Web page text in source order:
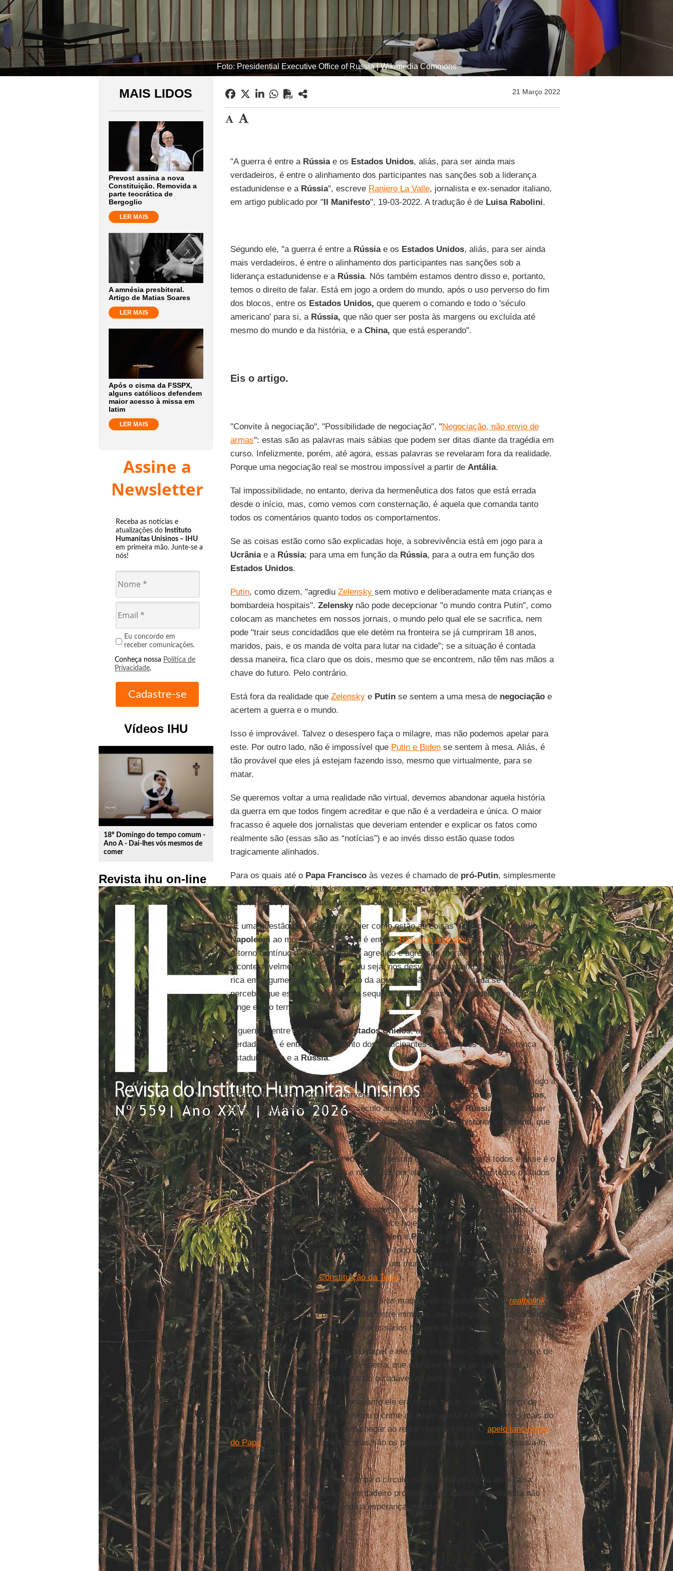
Foto: Presidential Executive Office of Russia | Wikimedia Commons
MAIS LIDOS
Prevost assina a nova
Constituição. Removida a
parte teocrática de
Bergoglio
LER MAIS
A amnésia presbiteral.
Artigo de Matias Soares
LER MAIS
Após o cisma da FSSPX,
alguns católicos defendem
maior acesso à missa em
latim
LER MAIS
Assine a
Newsletter
Receba as notícias e
atualizações do Instituto
Humanitas Unisinos – IHU
em primeira mão. Junte-se a
nós!
Eu concordo em
receber comunicações.
Conheça nossa Política de
Privacidade.
Vídeos IHU
play_circle_outline
18º Domingo do tempo comum -
Ano A - Dai-lhes vós mesmos de
comer
Revista ihu on-line
21 Março 2022
"A guerra é entre a Rússiae os Estados Unidos, aliás, para ser ainda mais
verdadeiros, é entre o alinhamento dos participantes nas sanções sob a liderança
estadunidense e a Rússia", escreve Raniero La Valle, jornalista e ex-senador italiano,
em artigo publicado por "Il Manifesto", 19-03-2022. A tradução é de Luisa Rabolini.
Segundo ele, "a guerra é entre a Rússiae os Estados Unidos, aliás, para ser ainda
mais verdadeiros, é entre o alinhamento dos participantes nas sanções sob a
liderança estadunidense e a Rússia. Nós também estamos dentro disso e, portanto,
temos o direito de falar. Está em jogo a ordem do mundo, após o uso perverso do fim
dos blocos, entre os Estados Unidos, que querem o comando e todo o 'século
americano' para si, a Rússia, que não quer ser posta às margens ou excluída até
mesmo do mundo e da história, e a China, que está esperando".
Eis o artigo.
"Convite à negociação", "Possibilidade de negociação", "Negociação, não envio de
armas": estas são as palavras mais sábias que podem ser ditas diante da tragédia em
curso. Infelizmente, porém, até agora, essas palavras se revelaram fora da realidade.
Porque uma negociação real se mostrou impossível a partir de Antália.
Tal impossibilidade, no entanto, deriva da hermenêutica dos fatos que está errada
desde o início, mas, como vemos com consternação, é aquela que comanda tanto
todos os comentários quanto todos os comportamentos.
Se as coisas estão como são explicadas hoje, a sobrevivência está em jogo para a
Ucrâniae a Rússia; para uma em função da Rússia, para a outra em função dos
Estados Unidos.
Putin, como dizem, "agrediu Zelensky sem motivo e deliberadamente mata crianças e
bombardeia hospitais". Zelenskynão pode decepcionar "o mundo contra Putin", como
colocam as manchetes em nossos jornais, o mundo pelo qual ele se sacrifica, nem
pode "trair seus concidadãos que ele detém na fronteira se já cumpriram 18 anos,
maridos, pais, e os manda de volta para lutar na cidade”; se a situação é contada
dessa maneira, fica claro que os dois, mesmo que se encontrem, não têm nas mãos a
chave do futuro. Pelo contrário.
Está fora da realidade que Zelenskye Putinse sentem a uma mesa de negociaçãoe
acertem a guerra e o mundo.
Isso é improvável. Talvez o desespero faça o milagre, mas não podemos apelar para
este. Por outro lado, não é impossível que Putin e Bidense sentem à mesa. Aliás, é
tão provável que eles já estejam fazendo isso, mesmo que virtualmente, para se
matar.
Se queremos voltar a uma realidade não virtual, devemos abandonar aquela história
da guerra em que todos fingem acreditar e que não é a verdadeira e única. O maior
fracasso é aquele dos jornalistas que deveriam entender e explicar os fatos como
realmente são (essas são as “notícias”) e ao invés disso estão quase todos
tragicamente alinhados.
Para os quais até o Papa Franciscoàs vezes é chamado de pró-Putin, simplesmente
porque, ao contrário de todos os outros, levanta o problema de uma possível
mediação de paz além das narrativas contrapostas.
"É uma questão de vida ou morte ver como estão as coisas", como disseClaudio
Napoleoni ao morrer. A guerra não é entre aRússia e a Ucrânia, e é por isso que o
retorno contínuo a ela, ao discernir agredido e agressor, moralmente mais do que
incontestavelmente, é enganosa, ou seja, nos desvia do caminho da solução. Embora
rica em argumentos, a condenação da agressão não é bem orientada se não se
perceber que esta não se dá numa sequência dupla, mas numa cadeia que começa
longe e não termina aqui.
A guerra é entre a Rússia e osEstados Unidos, aliás, para ser ainda mais
verdadeiros, é entre o alinhamento dos participantes nas sanções sob a liderança
estadunidense e a Rússia.
Nós também estamos dentro disso e, portanto, temos o direito de falar. Está em jogo a
ordem do mundo, após o uso perverso do fim dos blocos, entre osEstados Unidos,
que querem o comando e todo o "século americano" para si, aRússia,
que não quer
ser posta às margens ou excluída até mesmo do mundo e da história, e aChina,que
está esperando.
AUcrânianão tem nada a ver com isso, mesmo que hoje pague para todos e esse é o
principal motivo de nossa pena e nossa dor por ela, que foi jogada por todos os lados
na fornalha sem necessidade.
A verdadeira resposta política, não impotente e declamatória (e se for verdadeira
poderia ser menos irrealizável do que parece hoje por 99 por cento), seria uma
negociação imediata a ser aberta entre
BidenePutin, que imediatamente tire a
Ucrânia
do trágico cenário com um cessar-fogo que deixe todas as balas imóveis
como em uma imagem estática, e postule um mundo capaz de subsistir (nós
sugerimos dar-lhe umaConstituição da Terra).
Se é verdade, como dizem os generais e os maquiavélicos defensores da realpolitik,
que as negociações e a paz são feitas entre inimigos, que inimigos mais verdadeiros
do que esses? Certamente seriam necessários homens de outra fibra.
Mas Biden
desde o início entrou no papel e ele sabe muito bem, mesmo que goste de
bancar o bom sujeito que diz não à guerra, que não quer enviar os soldados e a
bomba, mas sim punindo e esperando o cadáver do inimigo.
Putin também está no papel e, enquanto ele era o mais fraco, ostentou a força de
tanques e soldados e depois cometeu o crime de levar guerra e bombas, mas mais do
queBiden precisa sair disso sem chegar aoredde rationem final. O apelo lancinante
do Papapode abrir um caminho, mas são os protagonistas que devem ultrapassá-lo,
que devem parar o massacre.
Portanto, é preciso alguém que rompa o círculo mágico (diabólico) da atual falsa
hermenêutica, que diga qual é o verdadeiro problema, que aponte a verdadeira não
impossível solução, que reacenda a esperança perdida.